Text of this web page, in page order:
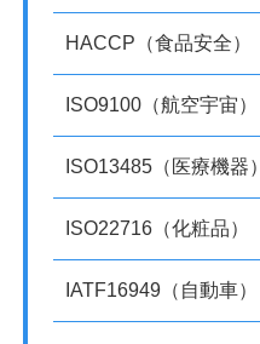
HACCP（食品安全）
ISO9100（航空宇宙）
ISO13485（医療機器）
ISO22716（化粧品）
IATF16949（自動車）